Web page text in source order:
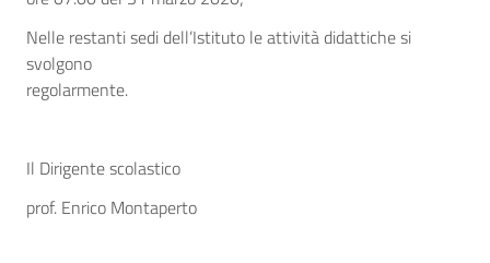
Nelle restanti sedi dell’Istituto le attività didattiche si
svolgono
regolarmente.
Il Dirigente scolastico
prof. Enrico Montaperto